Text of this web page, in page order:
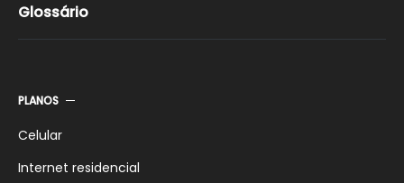
Glossário
PLANOS
Celular
Internet residencial